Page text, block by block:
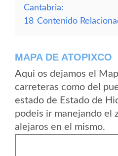
Cantabria:
18 Contenido
MAPA DE ATOPIXCO
Aqui os dejamos el
carreteras como del
estado de Estado de
podeis ir manejando el
alejaros en el mismo.